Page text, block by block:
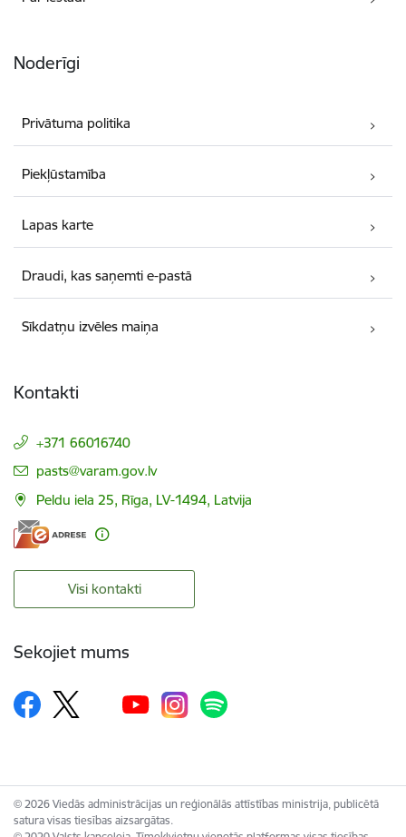
Noderīgi
Privātuma politika
Piekļūstamība
Lapas karte
Draudi, kas saņemti e-pastā
Sīkdatņu izvēles maiņa
Kontakti
+371 66016740
E-pasts:
pasts@varam.gov.lv
Peldu iela 25, Rīga, LV-1494, Latvija
Visi kontakti
Sekojiet mums
© 2026 Viedās administrācijas un reģionālās attīstības ministrija, publicētā
satura visas tiesības aizsargātas.